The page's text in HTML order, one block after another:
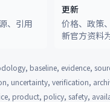
、引用
更新
价格、政策
新官方资料
baseline, evidence,
uncertainty, verification,
product, policy, safety,